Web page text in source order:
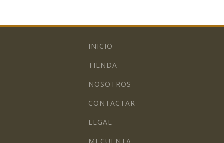
INICIO
TIENDA
NOSOTROS
CONTACTAR
LEGAL
MI CUENTA